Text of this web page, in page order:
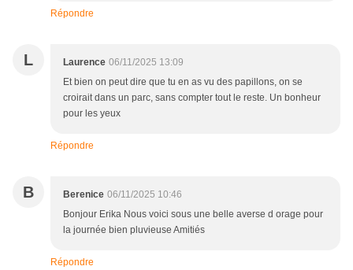
Répondre
L Laurence 06/11/2025 13:09
Et bien on peut dire que tu en as vu des papillons, on se
croirait dans un parc, sans compter tout le reste. Un bonheur
pour les yeux
Répondre
B Berenice 06/11/2025 10:46
Bonjour Erika Nous voici sous une belle averse d orage pour
la journée bien pluvieuse Amitiés
Répondre